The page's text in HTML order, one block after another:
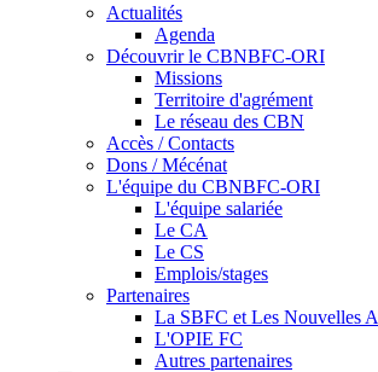
Actualités
Agenda
Découvrir le CBNBFC-ORI
Missions
Territoire d'agrément
Le réseau des CBN
Accès / Contacts
Dons / Mécénat
L'équipe du CBNBFC-ORI
L'équipe salariée
Le CA
Le CS
Emplois/stages
Partenaires
La SBFC et Les Nouvelles
L'OPIE FC
Autres partenaires